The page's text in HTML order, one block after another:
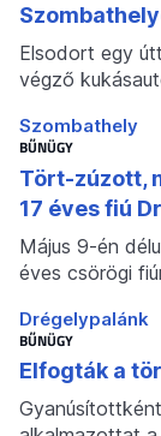
Elsodort egy
végző
Szombathely
BŰNÜGY
Tört-zúzott,
17 éves fiú
Május 9-én
éves csörögi
Drégelypalánk
BŰNÜGY
Elfogták a